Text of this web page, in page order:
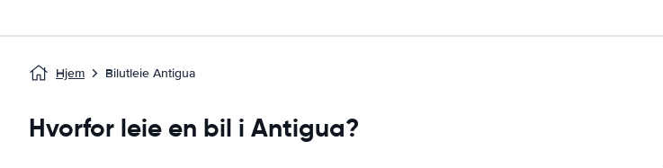
Hjem Bilutleie Antigua
Hvorfor leie en bil i Antigua?